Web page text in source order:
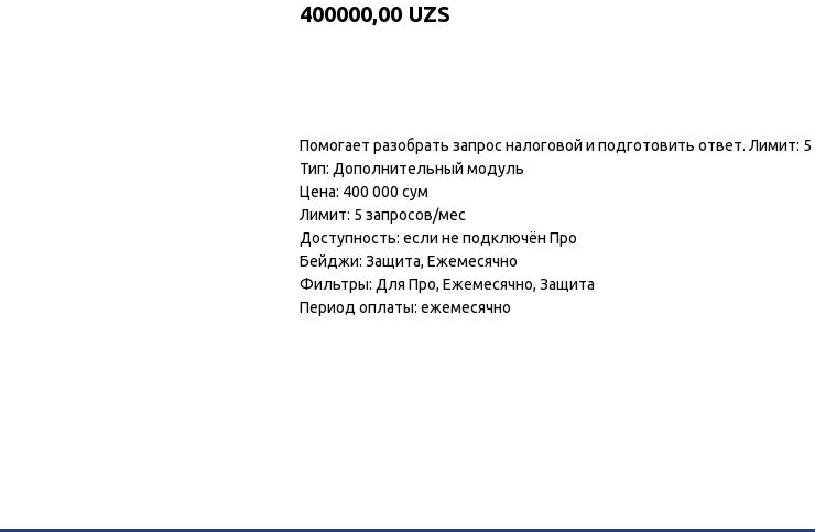
400000,00 UZS
Помогает разобрать запрос налоговой и подготовить ответ. Лимит:
Тип: Дополнительный модуль
Цена: 400 000 сум
Лимит: 5 запросов/мес
Доступность: если не подключён Про
Бейджи: Защита, Ежемесячно
Фильтры: Для Про, Ежемесячно, Защита
Период оплаты: ежемесячно